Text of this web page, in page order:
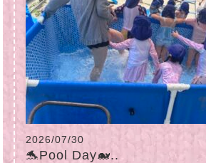
2026/07/30
🐬Pool Day🐋..